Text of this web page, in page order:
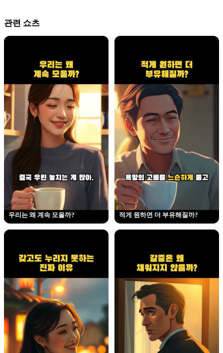
관련 쇼츠
우리는 왜 계속 모을까? 적게 원하면 더 부유해질까?